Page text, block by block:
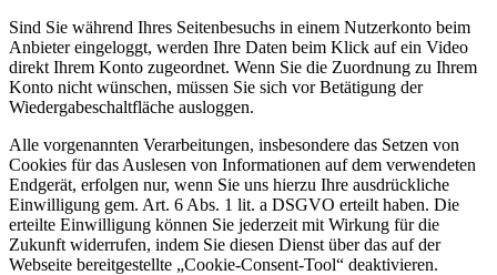
Sind Sie während Ihres Seitenbesuchs in einem Nutzerkonto beim
Anbieter eingeloggt, werden Ihre Daten beim Klick auf ein Video
direkt Ihrem Konto zugeordnet. Wenn Sie die Zuordnung zu Ihrem
Konto nicht wünschen, müssen Sie sich vor Betätigung der
Wiedergabeschaltfläche ausloggen.
Alle vorgenannten Verarbeitungen, insbesondere das Setzen von
Cookies für das Auslesen von Informationen auf dem verwendeten
Endgerät, erfolgen nur, wenn Sie uns hierzu Ihre ausdrückliche
Einwilligung gem. Art. 6 Abs. 1 lit. a DSGVO erteilt haben. Die
erteilte Einwilligung können Sie jederzeit mit Wirkung für die
Zukunft widerrufen, indem Sie diesen Dienst über das auf der
Webseite bereitgestellte „Cookie-Consent-Tool“ deaktivieren.